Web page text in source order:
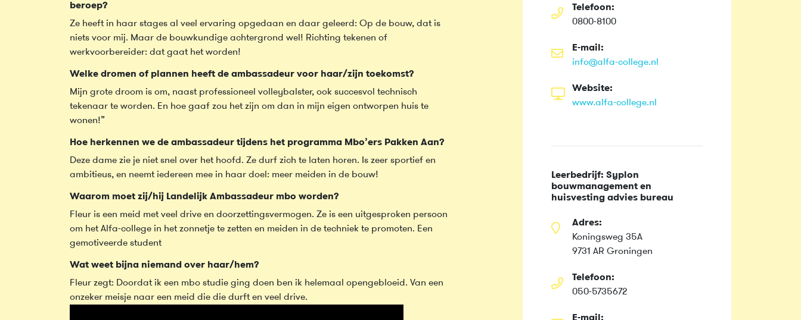
beroep?
Ze heeft in haar stages al veel ervaring opgedaan en daar geleerd: Op de bouw, dat is
niets voor mij. Maar de bouwkundige achtergrond wel! Richting tekenen of
werkvoorbereider: dat gaat het worden!
Welke dromen of plannen heeft de ambassadeur voor haar/zijn toekomst?
Mijn grote droom is om, naast professioneel volleybalster, ook succesvol technisch
tekenaar te worden. En hoe gaaf zou het zijn om dan in mijn eigen ontworpen huis te
wonen!”
Hoe herkennen we de ambassadeur tijdens het programma Mbo’ers Pakken Aan?
Deze dame zie je niet snel over het hoofd. Ze durf zich te laten horen. Is zeer sportief en
ambitieus, en neemt iedereen mee in haar doel: meer meiden in de bouw!
Waarom moet zij/hij Landelijk Ambassadeur mbo worden?
Fleur is een meid met veel drive en doorzettingsvermogen. Ze is een uitgesproken persoon
om het Alfa-college in het zonnetje te zetten en meiden in de techniek te promoten. Een
gemotiveerde student
Wat weet bijna niemand over haar/hem?
Fleur zegt: Doordat ik een mbo studie ging doen ben ik helemaal opengebloeid. Van een
onzeker meisje naar een meid die die durft en veel drive.
Telefoon:
0800-8100
E-mail:
info@alfa-college.nl
Website:
www.alfa-college.nl
Leerbedrijf: Syplon
bouwmanagement en
huisvesting advies bureau
Adres:
Koningsweg 35A
9731 AR Groningen
Telefoon:
050-5735672